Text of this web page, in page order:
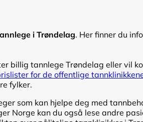
i Trøndelag. Her finner du
billig tannlege Trøndelag eller vil
for de offentlige
fylker.
som kan hjelpe deg med
Norge kan du også lese andre